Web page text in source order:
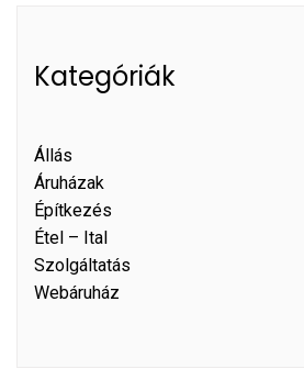
Kategóriák
Állás
Áruházak
Építkezés
Étel – Ital
Szolgáltatás
Webáruház